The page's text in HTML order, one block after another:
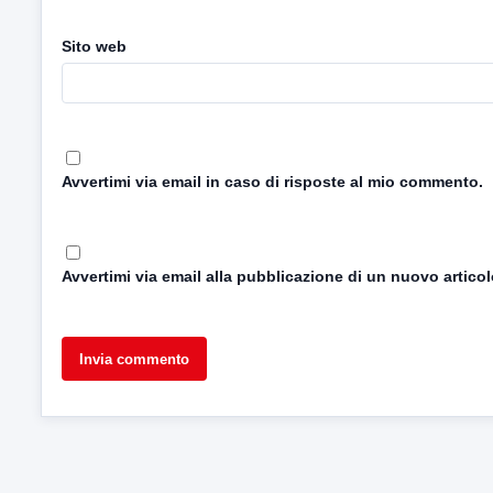
Sito web
Avvertimi via email in caso di risposte al mio commento.
Avvertimi via email alla pubblicazione di un nuovo